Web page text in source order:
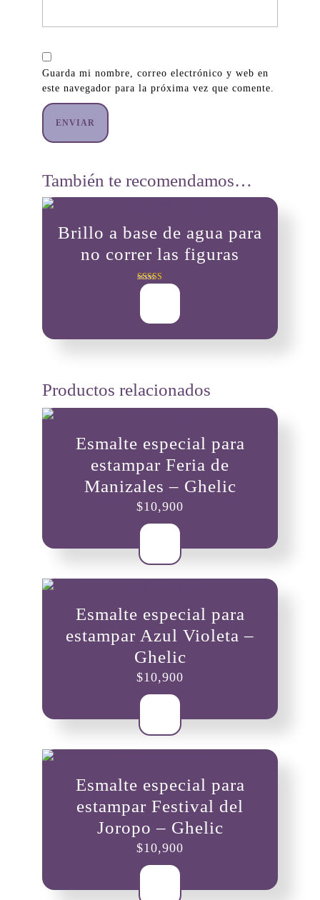
Guarda mi nombre, correo electrónico y web en
este navegador para la próxima vez que comente.
También te recomendamos…
Brillo a base de agua para
no correr las figuras
Valorado con
$ 8,000
Productos relacionados
Esmalte especial para
estampar Feria de
Manizales – Ghelic
$10,900
Esmalte especial para
estampar Azul Violeta –
Ghelic
$10,900
Esmalte especial para
estampar Festival del
Joropo – Ghelic
$10,900